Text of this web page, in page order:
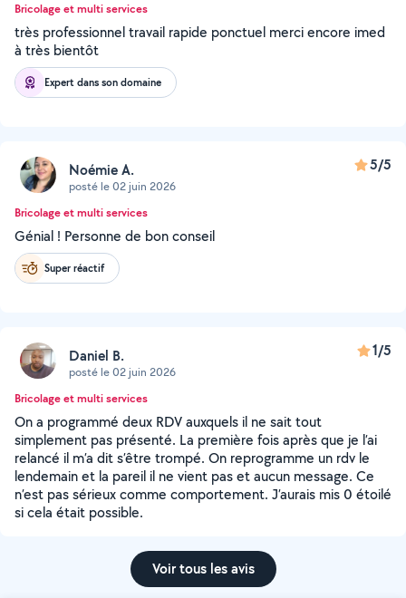
Bricolage et multi services
très professionnel travail rapide ponctuel merci encore imed
à très bientôt
Expert dans son domaine
Noémie A.
posté le 02 juin 2026
5/5
Bricolage et multi services
Génial ! Personne de bon conseil
Super réactif
Daniel B.
posté le 02 juin 2026
1/5
Bricolage et multi services
On a programmé deux RDV auxquels il ne sait tout
simplement pas présenté. La première fois après que je l’ai
relancé il m’a dit s’être trompé. On reprogramme un rdv le
lendemain et la pareil il ne vient pas et aucun message. Ce
n’est pas sérieux comme comportement. J’aurais mis 0 étoilé
si cela était possible.
Voir tous les avis